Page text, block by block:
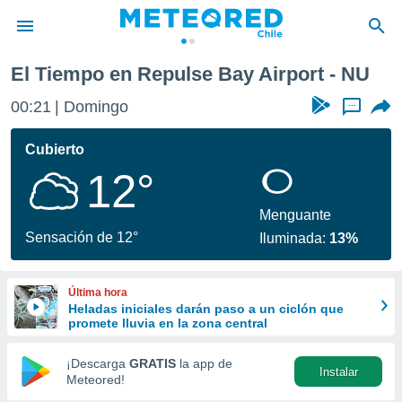
de
por
se
calidad.
a este
las
y
forma
digital
basada
El Tiempo en Repulse Bay Airport - NU
00:21 Domingo ...
Cubierto
12°
Sensación de 12°
Menguante
Iluminada: 13%
Última hora
Heladas iniciales darán paso a un ciclón que
promete lluvia en la zona central
¡Descarga GRATIS la app de
Meteored!
Instalar